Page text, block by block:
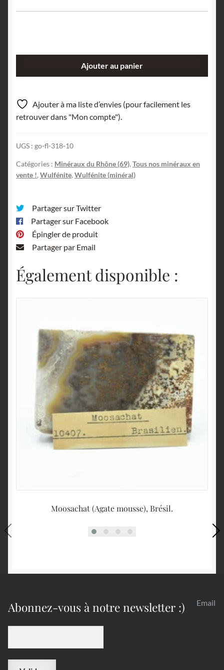
Lantigné,
Beaujeu,
Rhône.
Ajouter au panier
Ajouter à ma liste d’envies (pour facilement les
retrouver dans "Mon compte").
UGS : go-fl-318-10
Catégories : Minéraux du Rhône (69), Tous nos minéraux en
vente !, Wulfénite, Wulfénite (minéral)
Partager sur Twitter
Partager sur Facebook
Épingler de produit
Partager par Email
Également disponible :
Moosachat (Agate mousse), Brésil.
Abonnez-vous à notre newsletter :) Email